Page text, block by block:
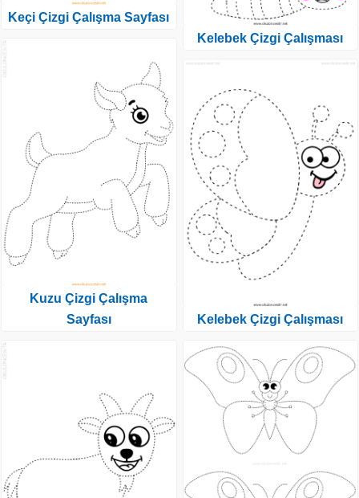
Keçi Çizgi Çalışma Sayfası
Kuzu Çizgi Çalışma
Sayfası
Kelebek Çizgi Çalışması
Kelebek Çizgi Çalışması